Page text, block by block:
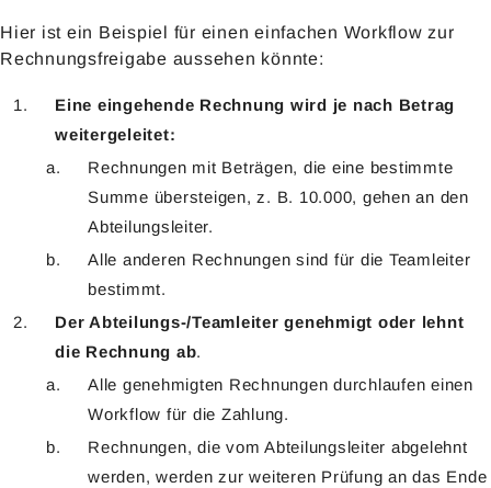
Hier ist ein Beispiel für einen einfachen Workflow zur
Rechnungsfreigabe aussehen könnte:
Eine eingehende Rechnung wird je nach Betrag
weitergeleitet:
Rechnungen mit Beträgen, die eine bestimmte
Summe übersteigen, z. B. 10.000, gehen an den
Abteilungsleiter.
Alle anderen Rechnungen sind für die Teamleiter
bestimmt.
Der Abteilungs-/Teamleiter genehmigt oder lehnt
die Rechnung ab.
Alle genehmigten Rechnungen durchlaufen einen
Workflow für die Zahlung.
Rechnungen, die vom Abteilungsleiter abgelehnt
werden, werden zur weiteren Prüfung an das Ende